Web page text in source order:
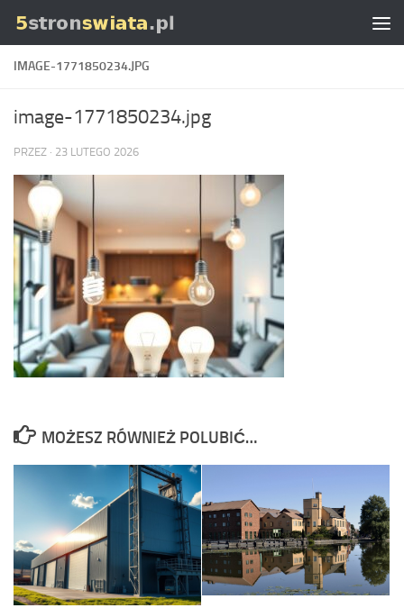
Skip to content
IMAGE-1771850234.JPG
image-1771850234.jpg
PRZEZ · 23 LUTEGO 2026
MOŻESZ RÓWNIEŻ POLUBIĆ…